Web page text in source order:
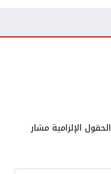
الحقول الإلزامية مشار